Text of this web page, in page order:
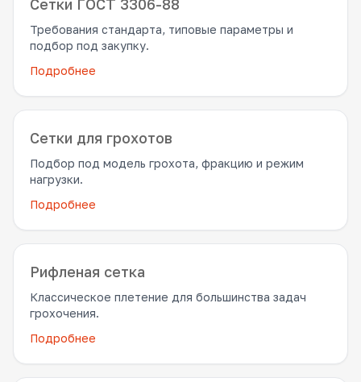
Сетки ГОСТ 3306-88
Требования стандарта, типовые параметры и
подбор под закупку.
Подробнее
Сетки для грохотов
Подбор под модель грохота, фракцию и режим
нагрузки.
Подробнее
Рифленая сетка
Классическое плетение для большинства задач
грохочения.
Подробнее